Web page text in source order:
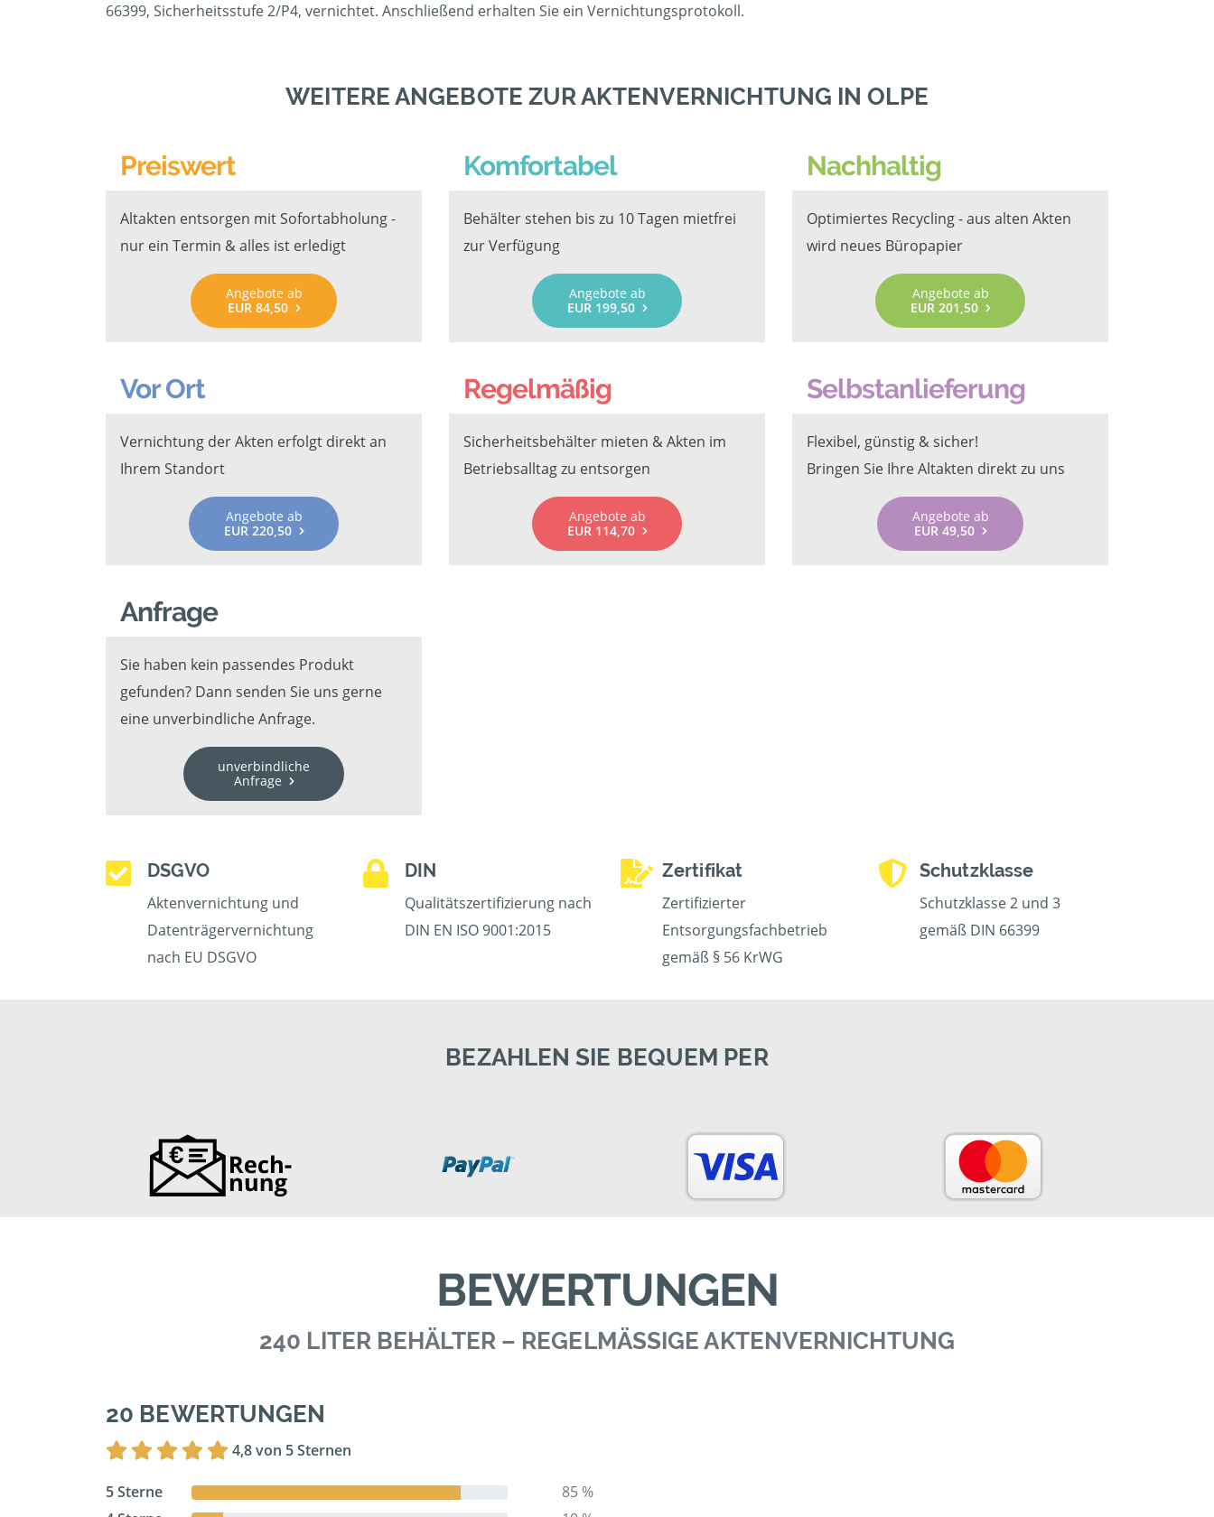
66399, Sicherheitsstufe 2/P4, vernichtet. Anschließend erhalten Sie ein Vernichtungsprotokoll.
WEITERE ANGEBOTE ZUR AKTENVERNICHTUNG IN OLPE
Preiswert
Altakten entsorgen mit Sofortabholung -
nur ein Termin & alles ist erledigt
Angebote ab
EUR 84,50
Komfortabel
Behälter stehen bis zu 10 Tagen mietfrei
zur Verfügung
Angebote ab
EUR 199,50
Nachhaltig
Optimiertes Recycling - aus alten Akten
wird neues Büropapier
Angebote ab
EUR 201,50
Vor Ort
Vernichtung der Akten erfolgt direkt an
Ihrem Standort
Angebote ab
EUR 220,50
Regelmäßig
Sicherheitsbehälter mieten & Akten im
Betriebsalltag zu entsorgen
Angebote ab
EUR 114,70
Selbstanlieferung
Flexibel, günstig & sicher!
Bringen Sie Ihre Altakten direkt zu uns
Angebote ab
EUR 49,50
Anfrage
Sie haben kein passendes Produkt
gefunden? Dann senden Sie uns gerne
eine unverbindliche Anfrage.
unverbindliche
Anfrage
DSGVO
Aktenvernichtung und
Datenträgervernichtung
nach EU DSGVO
DIN
Qualitätszertifizierung nach
DIN EN ISO 9001:2015
Zertifikat
Zertifizierter
Entsorgungsfachbetrieb
gemäß § 56 KrWG
Schutzklasse
Schutzklasse 2 und 3
gemäß DIN 66399
BEZAHLEN SIE BEQUEM PER
BEWERTUNGEN
240 LITER BEHÄLTER – REGELMÄSSIGE AKTENVERNICHTUNG
20 BEWERTUNGEN
4,8 von 5 Sternen
5 Sterne
85 %